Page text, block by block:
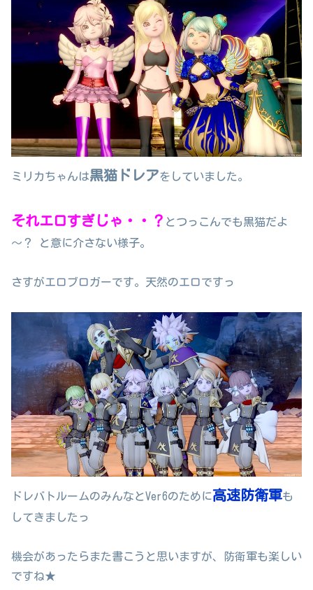
ミリカちゃんは黒猫ドレアをしていました。
それエロすぎじゃ・・？ とつっこんでも黒猫だよ
～？ と意に介さない様子。
さすがエロブロガーです。天然のエロですっ
ドレバトルームのみんなとVer6のために高速防衛軍も
してきましたっ
機会があったらまた書こうと思いますが、防衛軍も楽しい
ですね★